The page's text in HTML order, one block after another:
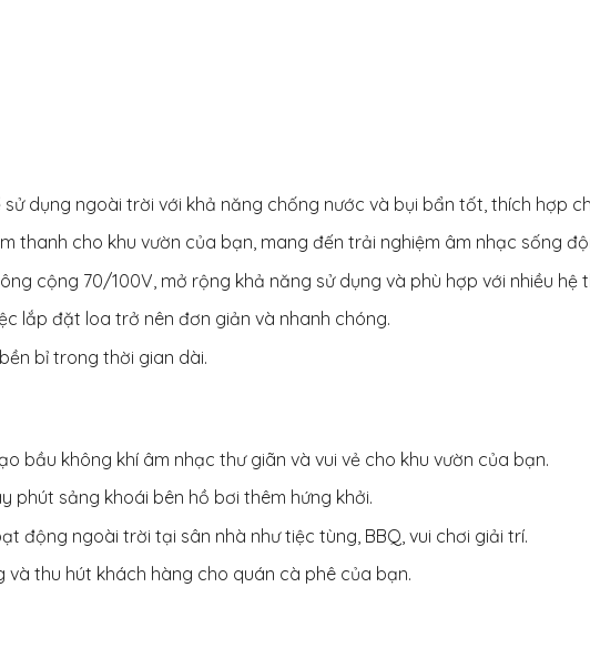
sử dụng ngoài trời với khả năng chống nước và bụi bẩn tốt, thích hợp
thanh cho khu vườn của bạn, mang đến trải nghiệm âm nhạc sống
cộng 70/100V, mở rộng khả năng sử dụng và phù hợp với nhiều hệ
lắp đặt loa trở nên đơn giản và nhanh chóng.
bỉ trong thời gian dài.
bầu không khí âm nhạc thư giãn và vui vẻ cho khu vườn của bạn.
phút sảng khoái bên hồ bơi thêm hứng khởi.
động ngoài trời tại sân nhà như tiệc tùng, BBQ, vui chơi giải trí.
thu hút khách hàng cho quán cà phê của bạn.